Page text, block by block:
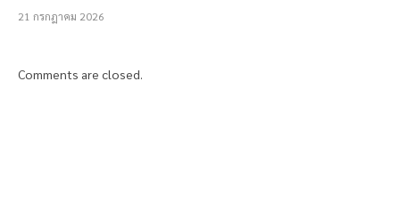
21 กรกฎาคม 2026
Comments are closed.